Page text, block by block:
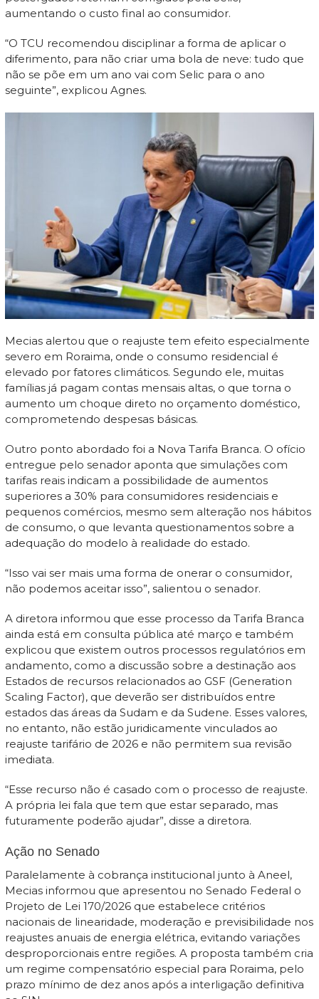
aumentando o custo final ao consumidor.
“O TCU recomendou disciplinar a forma de aplicar o
diferimento, para não criar uma bola de neve: tudo que
não se põe em um ano vai com Selic para o ano
seguinte”, explicou Agnes.
Mecias alertou que o reajuste tem efeito especialmente
severo em Roraima, onde o consumo residencial é
elevado por fatores climáticos. Segundo ele, muitas
famílias já pagam contas mensais altas, o que torna o
aumento um choque direto no orçamento doméstico,
comprometendo despesas básicas.
Outro ponto abordado foi a Nova Tarifa Branca. O ofício
entregue pelo senador aponta que simulações com
tarifas reais indicam a possibilidade de aumentos
superiores a 30% para consumidores residenciais e
pequenos comércios, mesmo sem alteração nos hábitos
de consumo, o que levanta questionamentos sobre a
adequação do modelo à realidade do estado.
“Isso vai ser mais uma forma de onerar o consumidor,
não podemos aceitar isso”, salientou o senador.
A diretora informou que esse processo da Tarifa Branca
ainda está em consulta pública até março e também
explicou que existem outros processos regulatórios em
andamento, como a discussão sobre a destinação aos
Estados de recursos relacionados ao GSF (Generation
Scaling Factor), que deverão ser distribuídos entre
estados das áreas da Sudam e da Sudene. Esses valores,
no entanto, não estão juridicamente vinculados ao
reajuste tarifário de 2026 e não permitem sua revisão
imediata.
“Esse recurso não é casado com o processo de reajuste.
A própria lei fala que tem que estar separado, mas
futuramente poderão ajudar”, disse a diretora.
Ação no Senado
Paralelamente à cobrança institucional junto à Aneel,
Mecias informou que apresentou no Senado Federal o
Projeto de Lei 170/2026 que estabelece critérios
nacionais de linearidade, moderação e previsibilidade nos
reajustes anuais de energia elétrica, evitando variações
desproporcionais entre regiões. A proposta também cria
um regime compensatório especial para Roraima, pelo
prazo mínimo de dez anos após a interligação definitiva